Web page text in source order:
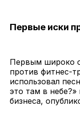
Первые иски
Первым широко
против фитнес-
использовал
это там в
бизнеса,